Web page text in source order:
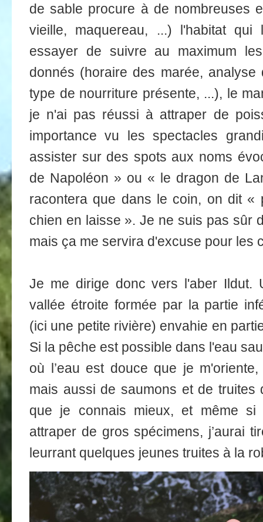
de sable procure à de nombreuses
vieille, maquereau, ...) l'habitat
essayer de suivre au maximum
donnés (horaire des marée,
type de nourriture présente, ...), le
je n'ai pas réussi à attraper de
importance vu les spectacles
assister sur des spots aux noms
de Napoléon » ou « le dragon de
racontera que dans le coin, on dit «
chien en laisse ». Je ne suis pas sûr
mais ça me servira d'excuse pour les
Je me dirige donc vers l'aber Ildut.
vallée étroite formée par la partie
(ici une petite rivière) envahie en
Si la pêche est possible dans l'eau
où l’eau est douce que je
mais aussi de saumons et de truites
que je connais mieux, et même si
attraper de gros spécimens, j’aurai
leurrant quelques jeunes truites à la